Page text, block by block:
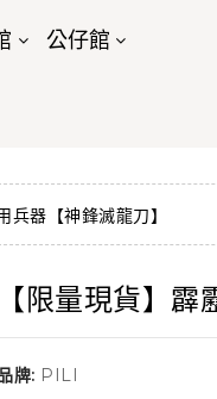
公仔館
兵器【神鋒滅龍刀】
【限量現貨】霹
牌: PILI